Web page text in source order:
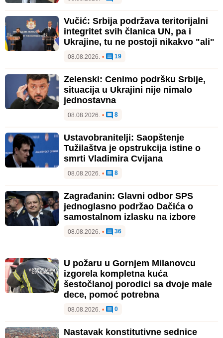
Vučić: Srbija podržava teritorijalni
integritet svih članica UN, pa i
Ukrajine, tu ne postoji nikakvo "ali"
08.08.2026. • 19
Zelenski: Cenimo podršku Srbije,
situacija u Ukrajini nije nimalo
jednostavna
08.08.2026. • 8
Ustavobranitelji: Saopštenje
Tužilaštva je opstrukcija istine o
smrti Vladimira Cvijana
08.08.2026. • 8
Zagrađanin: Glavni odbor SPS
jednoglasno podržao Dačića o
samostalnom izlasku na izbore
08.08.2026. • 36
U požaru u Gornjem Milanovcu
izgorela kompletna kuća
šestočlanoj porodici sa dvoje male
dece, pomoć potrebna
08.08.2026. • 0
Nastavak konstitutivne sednice